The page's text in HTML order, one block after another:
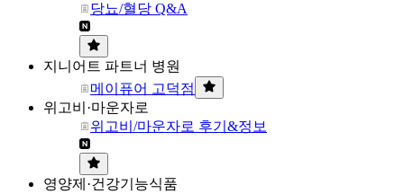
당뇨/혈당 Q&A
지니어트 파트너 병원
메이퓨어 고덕점
위고비·마운자로
위고비/마운자로 후기&정보
영양제·건강기능식품